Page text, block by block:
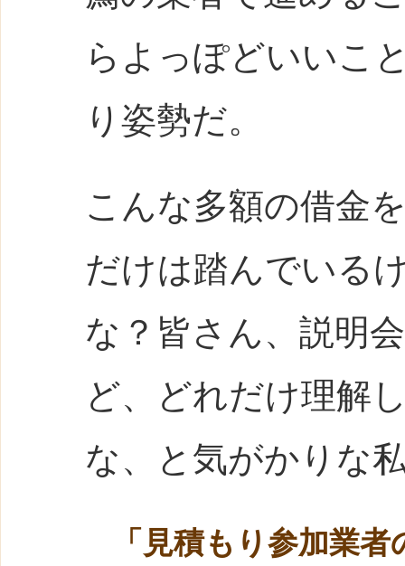
らよっぽどいいこ
り姿勢だ。
こんな多額の借金
だけは踏んでいる
な？皆さん、説明
ど、どれだけ理解
な、と気がかりな
「見積もり参加業